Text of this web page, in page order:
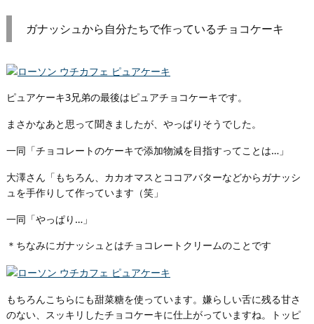
ガナッシュから自分たちで作っているチョコケーキ
ピュアケーキ3兄弟の最後はピュアチョコケーキです。
まさかなあと思って聞きましたが、やっぱりそうでした。
一同「チョコレートのケーキで添加物減を目指すってことは…」
大澤さん「もちろん、カカオマスとココアバターなどからガナッシ
ュを手作りして作っています（笑」
一同「やっぱり…」
＊ちなみにガナッシュとはチョコレートクリームのことです
もちろんこちらにも甜菜糖を使っています。嫌らしい舌に残る甘さ
のない、スッキリしたチョコケーキに仕上がっていますね。トッピ